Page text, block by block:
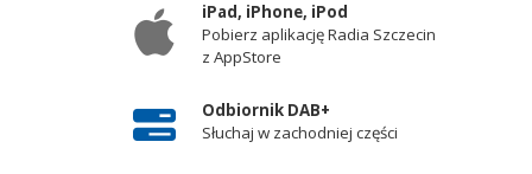
iPad, iPhone, iPod
Pobierz aplikację Radia Szczecin
z AppStore
Odbiornik DAB+
Słuchaj w zachodniej części